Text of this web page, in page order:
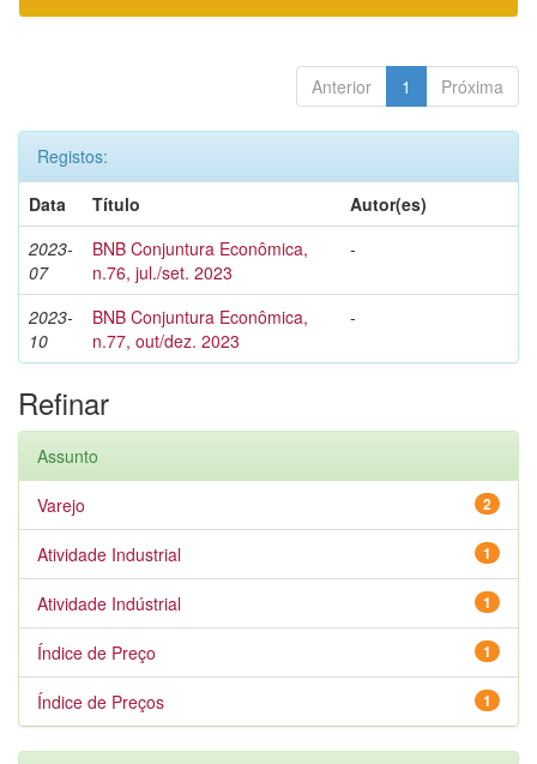
Anterior 1 Próxima
Registos:
Data
Título
Autor(es)
2023-
07
BNB Conjuntura Econômica,
n.76, jul./set. 2023
-
2023-
10
BNB Conjuntura Econômica,
n.77, out/dez. 2023
-
Refinar
Assunto
2
Varejo
1
Atividade Industrial
1
Atividade Indústrial
1
Índice de Preço
1
Índice de Preços